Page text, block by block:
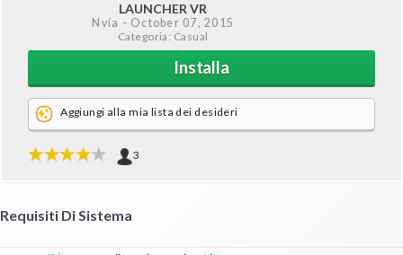
LAUNCHER VR
Nvía - October 07, 2015
Categoria: Casual
Installa
Aggiungi alla mia lista dei desideri
3
Requisiti Di Sistema